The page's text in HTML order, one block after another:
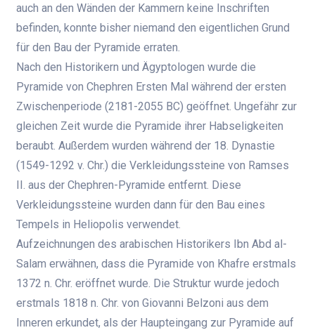
auch an den Wänden der Kammern keine Inschriften
befinden, konnte bisher niemand den eigentlichen Grund
für den Bau der Pyramide erraten.
Nach den Historikern und Ägyptologen wurde die
Pyramide von Chephren Ersten Mal während der ersten
Zwischenperiode (2181-2055 BC) geöffnet. Ungefähr zur
gleichen Zeit wurde die Pyramide ihrer Habseligkeiten
beraubt. Außerdem wurden während der 18. Dynastie
(1549-1292 v. Chr.) die Verkleidungssteine ​​von Ramses
II. aus der Chephren-Pyramide entfernt. Diese
Verkleidungssteine ​​wurden dann für den Bau eines
Tempels in Heliopolis verwendet.
Aufzeichnungen des arabischen Historikers Ibn Abd al-
Salam erwähnen, dass die Pyramide von Khafre erstmals
1372 n. Chr. eröffnet wurde. Die Struktur wurde jedoch
erstmals 1818 n. Chr. von Giovanni Belzoni aus dem
Inneren erkundet, als der Haupteingang zur Pyramide auf